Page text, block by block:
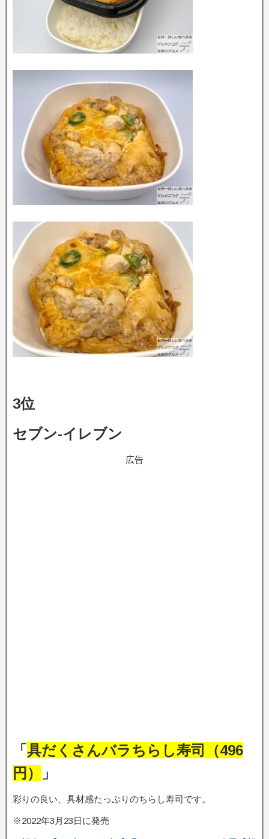
3位
セブン-イレブン
広告
「 具だくさんバラちらし寿司（496
円）
」
彩りの良い、具材感たっぷりのちらし寿司です。
※2022年3月23日に発売